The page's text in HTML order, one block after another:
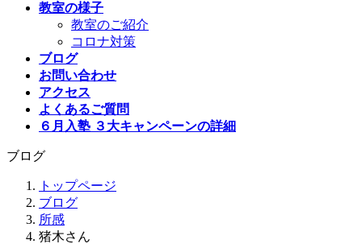
教室の様子
教室のご紹介
コロナ対策
ブログ
お問い合わせ
アクセス
よくあるご質問
６月入塾 ３大キャンペーンの詳細
ブログ
トップページ
ブログ
所感
猪木さん